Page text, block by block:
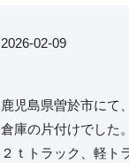
2026-02-09
鹿児島県曽於市にて
倉庫の片付けでした。
２ｔトラック、軽ト